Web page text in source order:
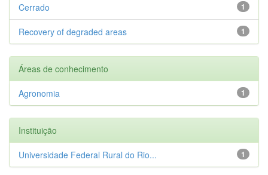
1
Cerrado
1
Recovery of degraded areas
Áreas de conhecimento
1
Agronomia
Instituição
1
Universidade Federal Rural do Rio...